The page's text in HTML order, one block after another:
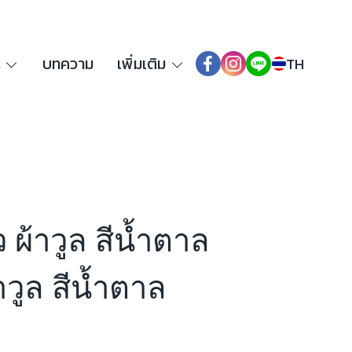
บทความ เพิ่มเติม TH
ผ้าวูล สีน้ำตาล
ล สีน้ำตาล